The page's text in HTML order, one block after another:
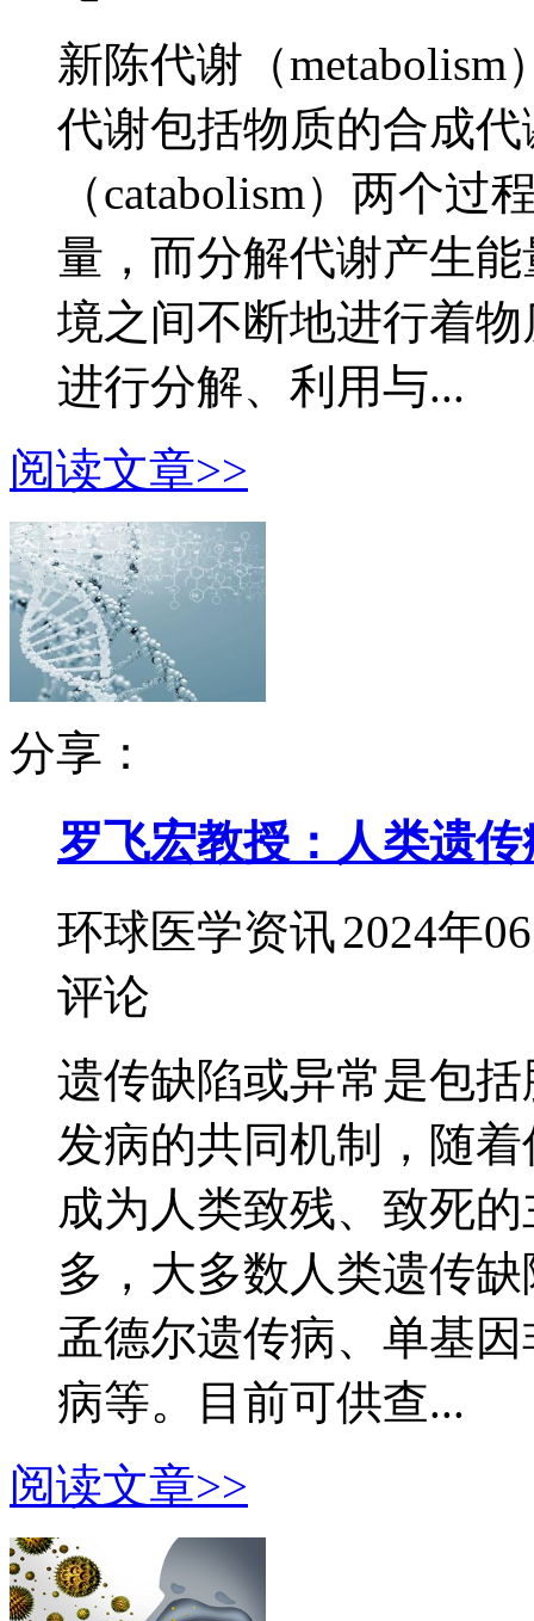
新陈代谢（
代谢包括物质的合成代
（catabolism）两个
量，而分解代谢产生
境之间不断地进行着
进行分解、利用与...
阅读文章>>
分享：
罗飞宏教授：人类遗
环球医学资讯2024年
评论
遗传缺陷或异常是包
发病的共同机制，随
成为人类致残、致死
多，大多数人类遗传
孟德尔遗传病、单基
病等。目前可供查...
阅读文章>>